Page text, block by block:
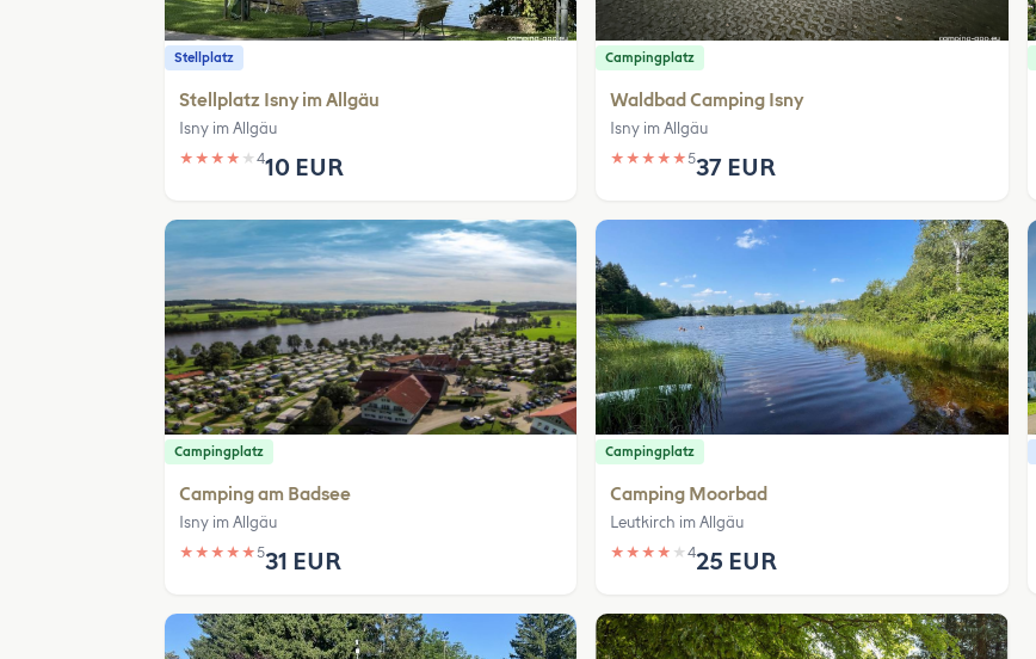
Stellplatz
Stellplatz Isny im Allgäu
Isny im Allgäu
★ ★ ★ ★ ★ 410 EUR
Campingplatz
Waldbad Camping Isny
Isny im Allgäu
★ ★ ★ ★ ★537 EUR
Campingplatz
Camping am Badsee
Isny im Allgäu
★ ★ ★ ★ ★531 EUR
Campingplatz
Camping Moorbad
Leutkirch im Allgäu
★ ★ ★ ★ ★425 EUR